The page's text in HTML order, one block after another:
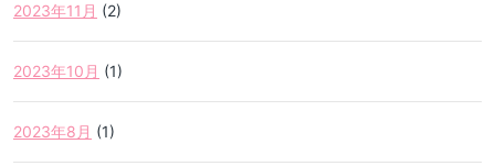
2023年11月 (2)
2023年10月 (1)
2023年8月 (1)